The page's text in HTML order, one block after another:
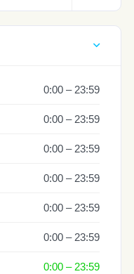
0:00 – 23:59
0:00 – 23:59
0:00 – 23:59
0:00 – 23:59
0:00 – 23:59
0:00 – 23:59
0:00 – 23:59